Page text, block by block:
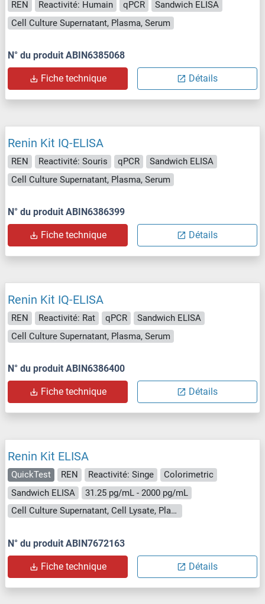
REN Reactivité: Humain qPCR
Sandwich ELISA
Cell Culture Supernatant, Plasma, Serum
N° du produit ABIN6385068
Fiche technique Détails
Renin Kit IQ-ELISA
REN Reactivité: Souris qPCR
Sandwich ELISA
Cell Culture Supernatant, Plasma, Serum
N° du produit ABIN6386399
Fiche technique Détails
Renin Kit IQ-ELISA
REN Reactivité: Rat qPCR
Sandwich ELISA
Cell Culture Supernatant, Plasma, Serum
N° du produit ABIN6386400
Fiche technique Détails
Renin Kit ELISA
QuickTest REN Reactivité: Singe
Colorimetric
Sandwich ELISA
31.25 pg/mL - 2000 pg/mL
Cell Culture Supernatant, Cell Lysate, Plasma, Serum, Tissue Lysate
N° du produit ABIN7672163
Fiche technique Détails